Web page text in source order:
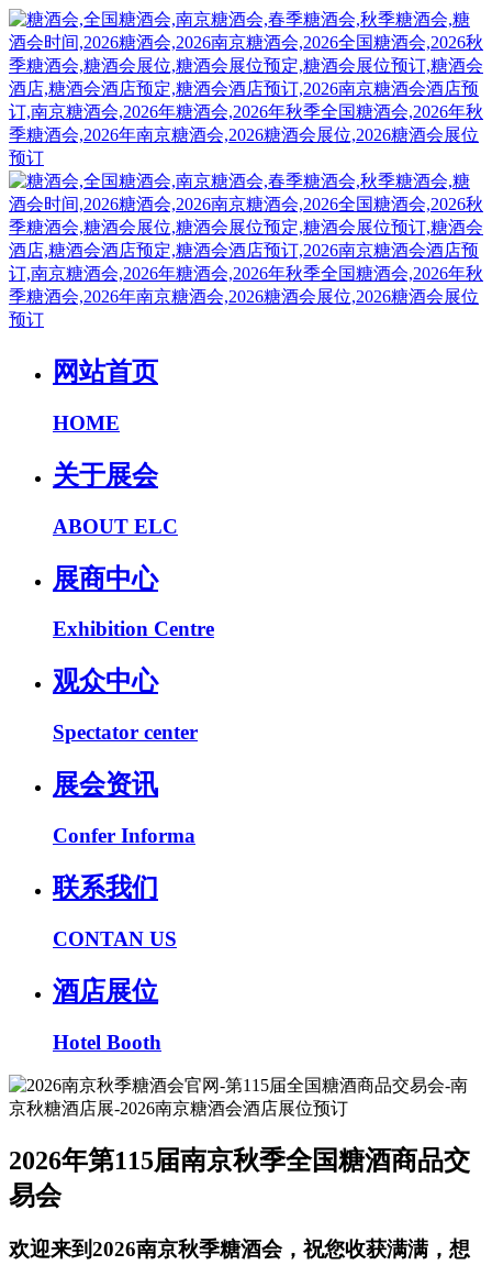
网站首页
HOME
关于展会
ABOUT ELC
展商中心
Exhibition Centre
观众中心
Spectator center
展会资讯
Confer Informa
联系我们
CONTAN US
酒店展位
Hotel Booth
2026年第115届南京秋季全国糖酒商品交
易会
欢迎来到2026南京秋季糖酒会，祝您收获满满，想